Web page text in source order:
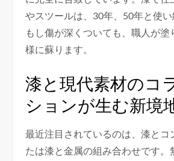
やスツールは、30年、50年と使い
もし傷が深くついても、職人が塗
様に蘇ります。
漆と現代素材のコ
ションが生む新境
最近注目されているのは、漆とコ
たは漆と金属の組み合わせです。